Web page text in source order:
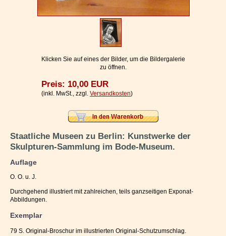
Datenschutzerklärung
Ihr WarenkorbKlicken Sie auf eines der Bilder, um die Bildergalerie
zu öffnen.
Preis: 10,00 EUR
(inkl. MwSt., zzgl. Versandkosten)
Staatliche Museen zu Berlin: Kunstwerke der
Skulpturen-Sammlung im Bode-Museum.
Auflage
O. O. u. J.
Durchgehend illustriert mit zahlreichen, teils ganzseitigen Exponat-
Abbildungen.
Exemplar
79 S. Original-Broschur im illustrierten Original-Schutzumschlag.